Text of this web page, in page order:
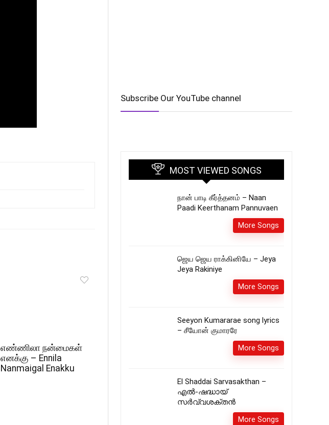
எண்ணிலா நன்மைகள்
எனக்கு – Ennila
Nanmaigal Enakku
Subscribe Our YouTube channel
MOST VIEWED SONGS
நான் பாடி கீர்த்தனம் – Naan
Paadi Keerthanam Pannuvaen
More Songs
ஜெய ஜெய ராக்கினியே – Jeya
Jeya Rakiniye
More Songs
Seeyon Kumararae song lyrics
– சீயோன் குமாரரே
More Songs
El Shaddai Sarvasakthan –
എൽ-ഷദ്ധായ്‌
സർവ്വശക്തൻ
More Songs